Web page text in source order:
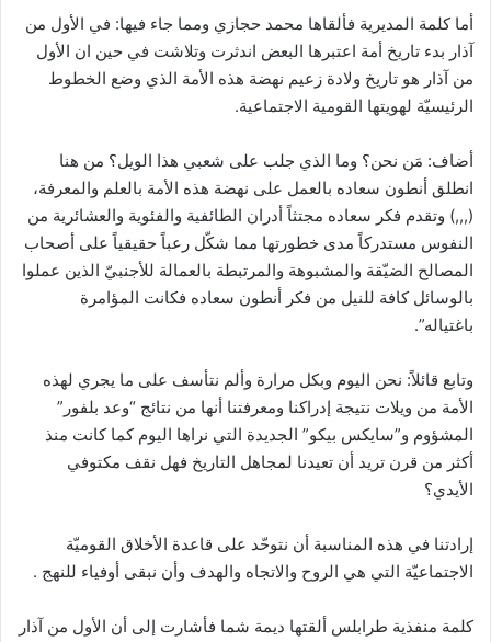
أما كلمة المديرية فألقاها محمد حجازي ومما جاء فيها: في الأول من
آذار بدء تاريخ أمة اعتبرها البعض اندثرت وتلاشت في حين ان الأول
من آذار هو تاريخ ولادة زعيم نهضة هذه الأمة الذي وضع الخطوط
الرئيسيّة لهويتها القومية الاجتماعية.
أضاف: مَن نحن؟ وما الذي جلب على شعبي هذا الويل؟ من هنا
انطلق أنطون سعاده بالعمل على نهضة هذه الأمة بالعلم والمعرفة،
(,,,) وتقدم فكر سعاده مجتثاً أدران الطائفية والفئوية والعشائرية من
النفوس مستدركاً مدى خطورتها مما شكّل رعباً حقيقياً على أصحاب
المصالح الضيّقة والمشبوهة والمرتبطة بالعمالة للأجنبيّ الذين عملوا
بالوسائل كافة للنيل من فكر أنطون سعاده فكانت المؤامرة
باغتياله”.
وتابع قائلاً: نحن اليوم وبكل مرارة وألم نتأسف على ما يجري لهذه
الأمة من ويلات نتيجة إدراكنا ومعرفتنا أنها من نتائج “وعد بلفور”
المشؤوم و”سايكس بيكو” الجديدة التي نراها اليوم كما كانت منذ
أكثر من قرن تريد أن تعيدنا لمجاهل التاريخ فهل نقف مكتوفي
الأيدي؟
إرادتنا في هذه المناسبة أن نتوحّد على قاعدة الأخلاق القوميّة
الاجتماعيّة التي هي الروح والاتجاه والهدف وأن نبقى أوفياء للنهج .
كلمة منفذية طرابلس ألقتها ديمة شما فأشارت إلى أن الأول من آذار